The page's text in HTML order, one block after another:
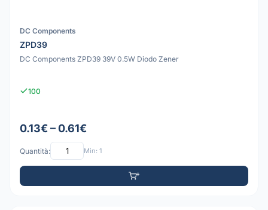
DC Components
ZPD39
DC Components ZPD39 39V 0.5W Diodo Zener
100
0.13€ – 0.61€
Quantità: Min: 1